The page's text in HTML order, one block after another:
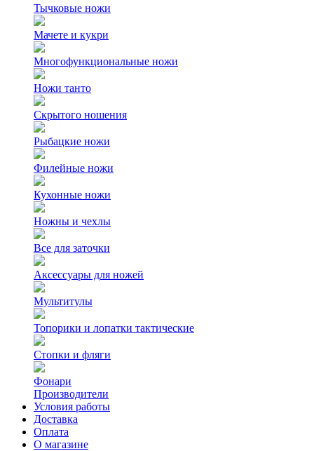
Тычковые ножи
Мачете и кукри
Многофункциональные ножи
Ножи танто
Скрытого ношения
Рыбацкие ножи
Филейные ножи
Кухонные ножи
Ножны и чехлы
Все для заточки
Аксессуары для ножей
Мультитулы
Топорики и лопатки тактические
Стопки и фляги
Фонари
Производители
Условия работы
Доставка
Оплата
О магазине